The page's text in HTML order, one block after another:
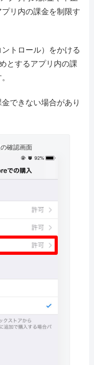
リ内の課金を制限す
トロール）をかける
とするアプリ内の課
できない場合があり
確認画面